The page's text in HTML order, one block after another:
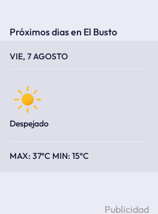
Próximos dias en El Busto
VIE, 7 AGOSTO
Despejado
37ºC 15ºC